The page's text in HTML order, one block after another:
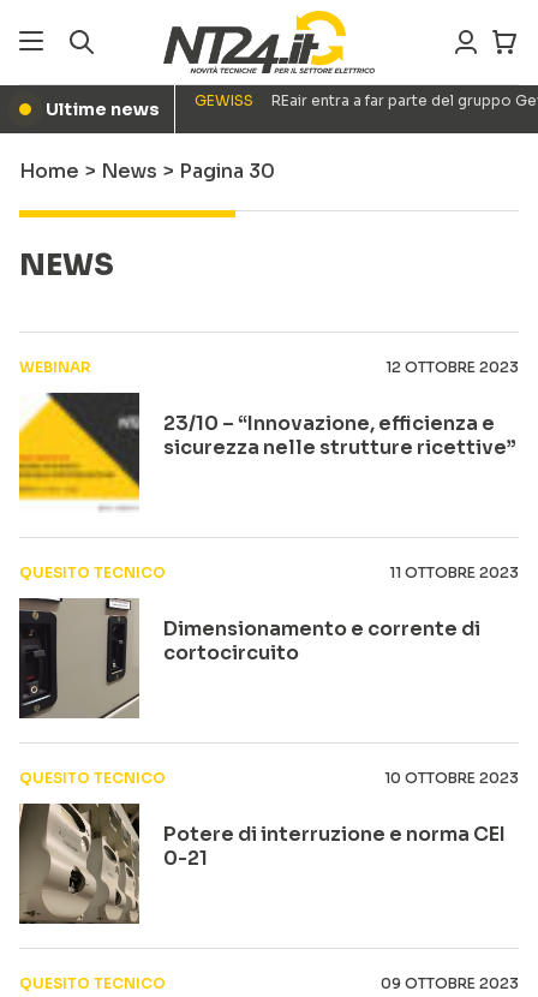
● Ultime news GEWISS REair entra a far parte del gruppo
Home > News > Pagina 30
NEWS
WEBINAR 12 OTTOBRE 2023
23/10 – “Innovazione, efficienza e
sicurezza nelle strutture ricettive”
QUESITO TECNICO 11 OTTOBRE 2023
Dimensionamento e corrente di
cortocircuito
QUESITO TECNICO 10 OTTOBRE 2023
Potere di interruzione e norma CEI
0-21
QUESITO TECNICO 09 OTTOBRE 2023